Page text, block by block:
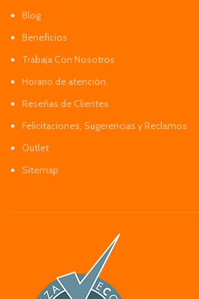
Blog
Beneficios
Trabaja Con Nosotros
Horario de atención
Reseñas de Clientes
Felicitaciones, Sugerencias y Reclamos
Outlet
Sitemap